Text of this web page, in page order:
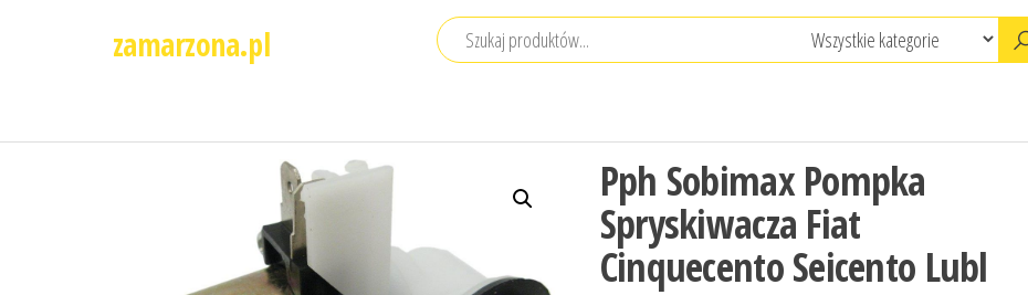
zamarzona.pl
Pph Sobimax Pompka
Spryskiwacza Fiat
Cinquecento Seicento Lubl